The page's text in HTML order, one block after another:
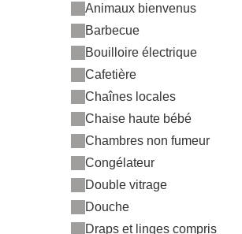
Animaux bienvenus
Barbecue
Bouilloire électrique
Cafetière
Chaînes locales
Chaise haute bébé
Chambres non fumeur
Congélateur
Double vitrage
Douche
Draps et linges compris